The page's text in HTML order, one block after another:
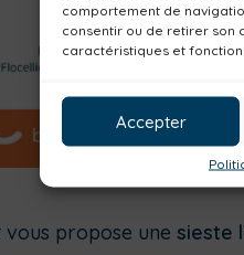
comportement de
consentir ou de retirer son
caractéristiques et
Accepter
vous propose une sieste